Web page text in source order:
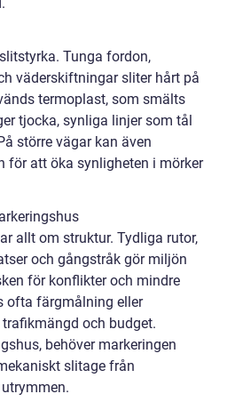
Tunga fordon,
väderskiftningar sliter hårt på
termoplast, som smälts
tjocka, synliga linjer som tål
större vägar kan även
för att öka synligheten i mörker
allt om struktur. Tydliga rutor,
och gångstråk gör miljön
för konflikter och mindre
ofta färgmålning eller
och budget.
behöver markeringen
slitage från